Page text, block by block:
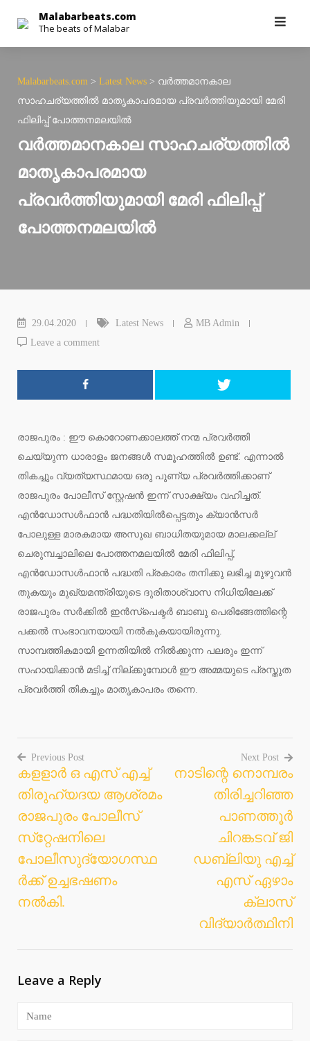
content
Malabarbeats.com
The beats of Malabar
Malabarbeats.com > Latest News > വര്‍ത്തമാനകാല
സാഹചര്യത്തില്‍ മാതൃകാപരമായ പ്രവര്‍ത്തിയുമായി മേരി
ഫിലിപ്പ് പോത്തനമലയില്‍
വര്‍ത്തമാനകാല സാഹചര്യത്തില്‍
മാതൃകാപരമായ
പ്രവര്‍ത്തിയുമായി മേരി ഫിലിപ്പ്
പോത്തനമലയില്‍
29.04.2020 Latest News
MB Admin
Leave a comment
രാജപുരം : ഈ കൊറോണക്കാലത്ത് നന്മ പ്രവര്‍ത്തി
ചെയ്യുന്ന ധാരാളം ജനങ്ങള്‍ സമൂഹത്തില്‍ ഉണ്ട്. എന്നാല്‍
തികച്ചും വ്യത്യസ്ഥമായ ഒരു പുണ്യ പ്രവര്‍ത്തിക്കാണ്
രാജപുരം പോലീസ് സ്റ്റേഷന്‍ ഇന്ന് സാക്ഷ്യം വഹിച്ചത്.
എന്‍ഡോസള്‍ഫാന്‍ പദ്ധതിയില്‍പ്പെട്ടതും ക്യാന്‍സര്‍
പോലുള്ള മാരകമായ അസുഖ ബാധിതയുമായ മാലക്കല്ല്
ചെരുമ്പച്ചാലിലെ പോത്തനമലയില്‍ മേരി ഫിലിപ്പ്,
എന്‍ഡോസള്‍ഫാന്‍ പദ്ധതി പ്രകാരം തനിക്കു ലഭിച്ച മുഴുവന്‍
തുകയും മുഖ്യമന്ത്രിയുടെ ദുരിതാശ്വാസ നിധിയിലേക്ക്
രാജപുരം സര്‍ക്കില്‍ ഇന്‍സ്‌പെക്ടര്‍ ബാബു പെരിങ്ങേത്തിന്റെ
പക്കല്‍ സംഭാവനയായി നല്‍കുകയായിരുന്നു.
സാമ്പത്തികമായി ഉന്നതിയില്‍ നില്‍ക്കുന്ന പലരും ഇന്ന്
സഹായിക്കാന്‍ മടിച്ച് നില്ക്കുമ്പോള്‍ ഈ അമ്മയുടെ പ്രസ്തുത
പ്രവര്‍ത്തി തികച്ചും മാതൃകാപരം തന്നെ.
Post
navigation
Previous Post
കളളാര്‍ ഒ എസ് എച്ച്
തിരുഹ്യദയ ആശ്രമം
രാജപുരം പോലീസ്
സ്‌റ്റേഷനിലെ
പോലീസുദ്യോഗസ്ഥ
ര്‍ക്ക് ഉച്ചഭഷണം
നല്‍കി.
Next Post
നാടിന്റെ നൊമ്പരം
തിരിച്ചറിഞ്ഞ
പാണത്തൂര്‍
ചിറങ്കടവ് ജി
ഡബ്ലിയു എച്ച്
എസ് ഏഴാം
ക്ലാസ്
വിദ്യാര്‍ത്ഥിനി
Leave a Reply